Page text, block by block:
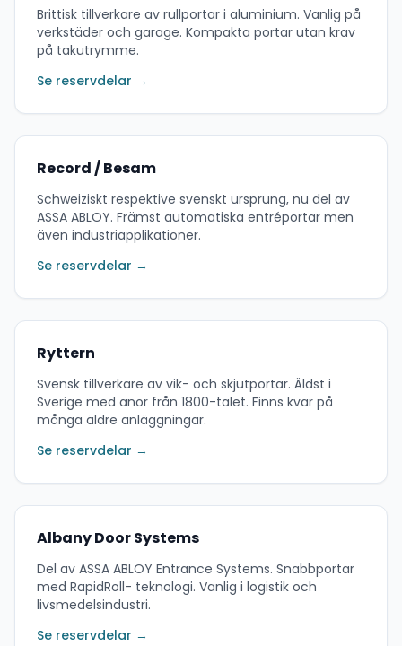
Brittisk tillverkare av rullportar i aluminium. Vanlig på
verkstäder och garage. Kompakta portar utan krav
på takutrymme.
Se reservdelar →
Record / Besam
Schweiziskt respektive svenskt ursprung, nu del av
ASSA ABLOY. Främst automatiska entréportar men
även industriapplikationer.
Se reservdelar →
Ryttern
Svensk tillverkare av vik- och skjutportar. Äldst i
Sverige med anor från 1800-talet. Finns kvar på
många äldre anläggningar.
Se reservdelar →
Albany Door Systems
Del av ASSA ABLOY Entrance Systems. Snabbportar
med RapidRoll- teknologi. Vanlig i logistik och
livsmedelsindustri.
Se reservdelar →